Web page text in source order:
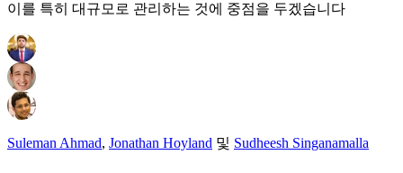
이를 특히 대규모로 관리하는 것에 중점을 두겠습니다
Suleman Ahmad, Jonathan Hoyland 및 Sudheesh Singanamalla